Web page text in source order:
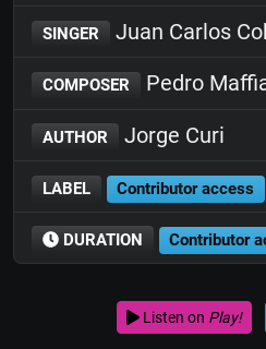
SINGER Juan Carlos
COMPOSER Pedro
AUTHOR Jorge Curi
LABEL Contributor access
DURATION Contributor
Listen on Play!